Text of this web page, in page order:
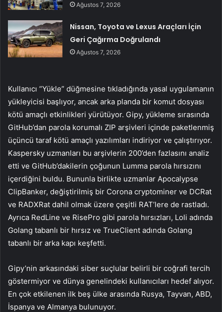
Ağustos 7, 2026
Nissan, Toyota ve Lexus Araçları İçin
Geri Çağırma Doğrulandı
Ağustos 7, 2026
Kullanıcı “Yükle” düğmesine tıkladığında yasal uygulamanın
yükleyicisi başlıyor, ancak arka planda bir komut dosyası
kötü amaçlı etkinlikleri yürütüyor. Gipy, yükleme sırasında
GitHub’dan parola korumalı ZIP arşivleri içinde paketlenmiş
üçüncü taraf kötü amaçlı yazılımları indiriyor ve çalıştırıyor.
Kaspersky uzmanları bu arşivlerin 200’den fazlasını analiz
etti ve GitHub’dakilerin çoğunun Lumma parola hırsızını
içerdiğini buldu. Bununla birlikte uzmanlar Apocalypse
ClipBanker, değiştirilmiş bir Corona cryptominer ve DCRat
ve RADXRat dahil olmak üzere çeşitli RAT’lere de rastladı.
Ayrıca RedLine ve RisePro gibi parola hırsızları, Loli adında
Golang tabanlı bir hırsız ve TrueClient adında Golang
tabanlı bir arka kapı keşfetti.
Gipy’nin arkasındaki siber suçlular belirli bir coğrafi tercih
göstermiyor ve dünya genelindeki kullanıcıları hedef alıyor.
En çok etkilenen ilk beş ülke arasında Rusya, Tayvan, ABD,
İspanya ve Almanya bulunuyor.